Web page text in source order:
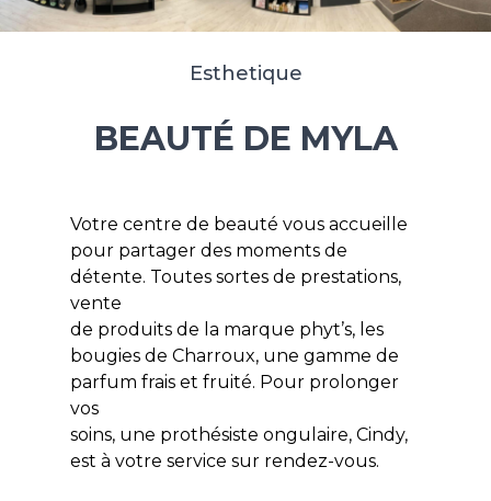
Esthetique
BEAUTÉ DE MYLA
Votre centre de beauté vous accueille
pour partager des moments de
détente. Toutes sortes de prestations,
vente
de produits de la marque phyt’s, les
bougies de Charroux, une gamme de
parfum frais et fruité. Pour prolonger
vos
soins, une prothésiste ongulaire, Cindy,
est à votre service sur rendez-vous.